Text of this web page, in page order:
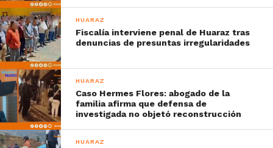
HUARAZ
Fiscalía interviene penal de Huaraz tras
denuncias de presuntas irregularidades
HUARAZ
Caso Hermes Flores: abogado de la
familia afirma que defensa de
investigada no objetó reconstrucción
HUARAZ